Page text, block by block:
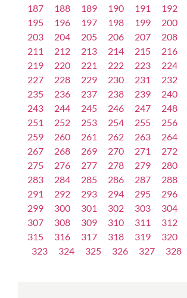
187
188 189 190 191 192
195
196 197 198 199 200
203
204 205 206 207 208
211
212 213 214 215 216
219
220 221 222 223 224
227
228 229 230 231 232
235
236 237 238 239 240
243
244 245 246 247 248
251
252 253 254 255 256
259
260 261 262 263 264
267
268 269 270 271 272
275
276 277 278 279 280
283
284 285 286 287 288
291
292 293 294 295 296
299
300 301 302 303 304
307
308 309 310 311 312
315
316 317 318 319 320
323
324 325 326 327 328